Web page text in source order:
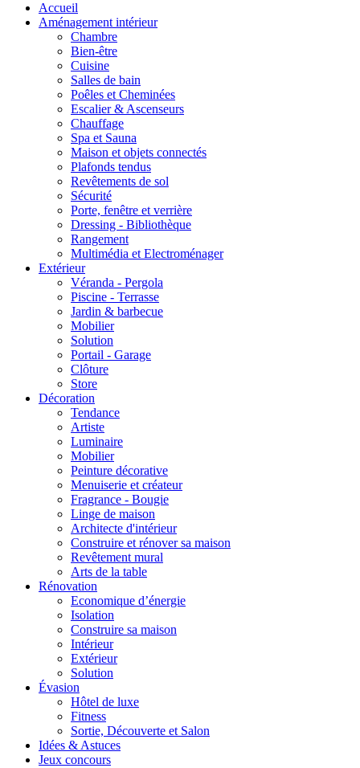
Accueil
Aménagement intérieur
Chambre
Bien-être
Cuisine
Salles de bain
Poêles et Cheminées
Escalier & Ascenseurs
Chauffage
Spa et Sauna
Maison et objets connectés
Plafonds tendus
Revêtements de sol
Sécurité
Porte, fenêtre et verrière
Dressing - Bibliothèque
Rangement
Multimédia et Electroménager
Extérieur
Véranda - Pergola
Piscine - Terrasse
Jardin & barbecue
Mobilier
Solution
Portail - Garage
Clôture
Store
Décoration
Tendance
Artiste
Luminaire
Mobilier
Peinture décorative
Menuiserie et créateur
Fragrance - Bougie
Linge de maison
Architecte d'intérieur
Construire et rénover sa maison
Revêtement mural
Arts de la table
Rénovation
Economique d’énergie
Isolation
Construire sa maison
Intérieur
Extérieur
Solution
Évasion
Hôtel de luxe
Fitness
Sortie, Découverte et Salon
Idées & Astuces
Jeux concours